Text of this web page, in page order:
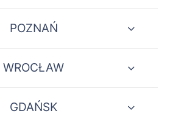
POZNAŃ
WROCŁAW
GDAŃSK